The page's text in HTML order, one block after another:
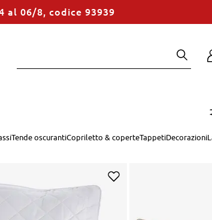
al 06/8, codice 93939
Tende oscurantiCopriletto & coperteTappetiDecorazioni